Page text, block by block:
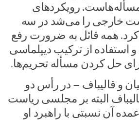
رویکردهای
خارجی را می‌شد در سه
کرد. همه قائل به ضرورت رفع
استفاده از ترکیب دیپلماسی
حل کردن مسأله تحریم‌ها.
و قالیباف – در رأس دو
البته بر مجلسی ریاست
آن نسبتی با راهبرد او